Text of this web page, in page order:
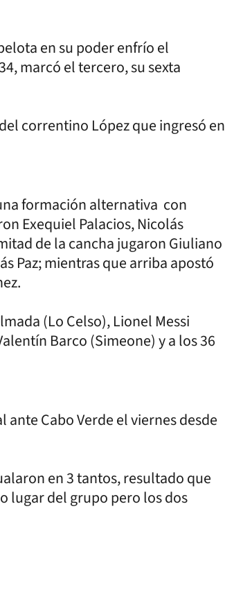
en su poder enfrío el
marcó el tercero, su sexta
correntino López que ingresó en
formación alternativa con
Exequiel Palacios, Nicolás
de la cancha jugaron Giuliano
Paz; mientras que arriba apostó
(Lo Celso), Lionel Messi
Barco (Simeone) y a los 36
Cabo Verde el viernes desde
en 3 tantos, resultado que
lugar del grupo pero los dos